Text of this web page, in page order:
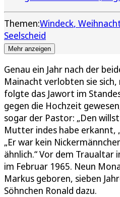
Themen:Windeck
Seelscheid
Mehr anzeigen
Genau ein Jahr nach der
Mainacht verlobten sie
folgte das Jawort im
gegen die Hochzeit
sogar der Pastor: „Den
Mutter indes habe erkannt,
„Er war kein
ähnlich.“ Vor dem Traualtar
im Februar 1965. Neun
Markus geboren, sieben
Söhnchen Ronald dazu.